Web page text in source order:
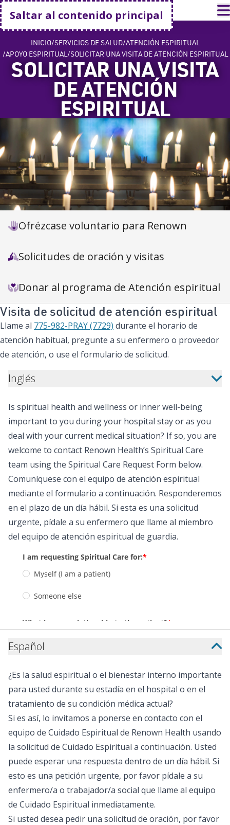
Saltar al contenido principal
Volver a casa
INICIO SERVICIOS DE SALUD ATENCIÓN ESPIRITUAL
APOYO ESPIRITUAL SOLICITAR UNA VISITA DE ATENCIÓN ESPIRITUAL
SOLICITAR UNA VISITA
DE ATENCIÓN
ESPIRITUAL
Ofrézcase voluntario para Renown
Solicitudes de oración y visitas
Donar al programa de Atención espiritual
Visita de solicitud de atención espiritual
Llame al 775-982-PRAY (7729) durante el horario de
atención habitual, pregunte a su enfermero o proveedor
de atención, o use el formulario de solicitud.
Inglés
Is spiritual health and wellness or inner well-being
important to you during your hospital stay or as you
deal with your current medical situation? If so, you are
welcome to contact Renown Health’s Spiritual Care
team using the Spiritual Care Request Form below.
Comuníquese con el equipo de atención espiritual
mediante el formulario a continuación. Responderemos
en el plazo de un día hábil. Si esta es una solicitud
urgente, pídale a su enfermero que llame al miembro
del equipo de atención espiritual de guardia.
Español
¿Es la salud espiritual o el bienestar interno importante
para usted durante su estadía en el hospital o en el
tratamiento de su condición médica actual?
Si es así, lo invitamos a ponerse en contacto con el
equipo de Cuidado Espiritual de Renown Health usando
la solicitud de Cuidado Espiritual a continuación. Usted
puede esperar una respuesta dentro de un día hábil. Si
esto es una petición urgente, por favor pídale a su
enfermero/a o trabajador/a social que llame al equipo
de Cuidado Espiritual inmediatamente.
Si usted desea pedir una solicitud de oración, por favor